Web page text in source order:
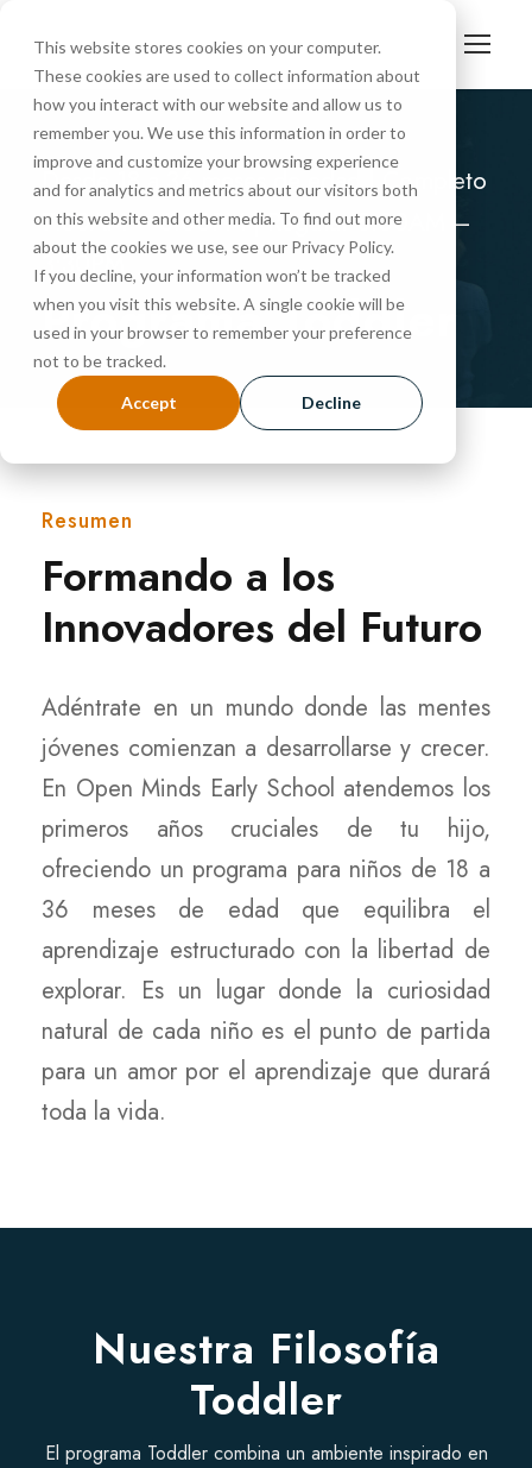
This website stores cookies on your computer.
These cookies are used to collect information about
how you interact with our website and allow us to
remember you. We use this information in order to
improve and customize your browsing experience
and for analytics and metrics about our visitors both
on this website and other media. To find out more
about the cookies we use, see our Privacy Policy.
If you decline, your information won’t be tracked
when you visit this website. A single cookie will be
used in your browser to remember your preference
not to be tracked.
Accept Decline
Desde 18 a 36 meses de edad | Completo
7:30AM – 6:00PM | Regular 8:00AM –
3:30PM
Programa Toddler
Resumen
Formando a los
Innovadores del Futuro
Adéntrate en un mundo donde las mentes
jóvenes comienzan a desarrollarse y crecer.
En Open Minds Early School atendemos los
primeros años cruciales de tu hijo,
ofreciendo un programa para niños de 18 a
36 meses de edad que equilibra el
aprendizaje estructurado con la libertad de
explorar. Es un lugar donde la curiosidad
natural de cada niño es el punto de partida
para un amor por el aprendizaje que durará
toda la vida.
Nuestra Filosofía
Toddler
El programa Toddler combina un ambiente inspirado en